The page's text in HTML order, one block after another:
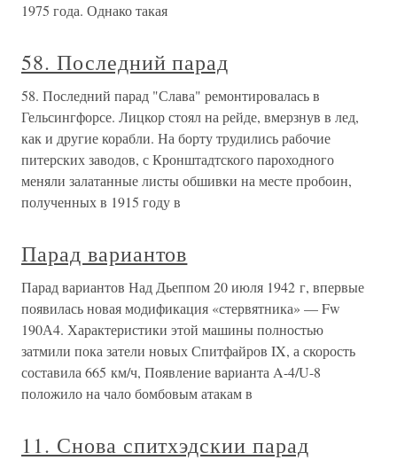
1975 года. Однако такая
58. Последний парад
58. Последний парад "Слава" ремонтировалась в
Гельсингфорсе. Лицкор стоял на рейде, вмерзнув в лед,
как и другие корабли. На борту трудились рабочие
питерских заводов, с Кронштадтского пароходного
меняли залатанные листы обшивки на месте пробоин,
полученных в 1915 году в
Парад вариантов
Парад вариантов Над Дьеппом 20 июля 1942 г, впервые
появилась новая модификация «стервятника» — Fw
190А4. Характеристики этой машины полностью
затмили пока затели новых Спитфайров IX, а скорость
составила 665 км/ч, Появление варианта A-4/U-8
положило на чало бомбовым атакам в
11. Снова спитхэдскии парад